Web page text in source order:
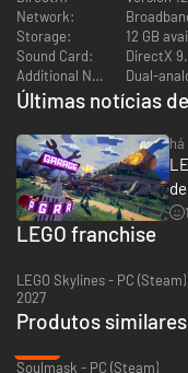
entra nos desertos do Big
de água do Prospecto
DÁ ASAS À TUA
Constrói veículos na
ou descontrai com
das tuas criações!
JOGUEM JUNTOS EM
Passeia pela Bricklandia
Network:
Storage:
12 GB
Sound Card:
DirectX
Additional Notes:
Dual-
Últimas notícias
LEGO franchise
LEGO Skylines - PC (Steam)
2027
Produtos similares
Soulmask - PC (Steam)